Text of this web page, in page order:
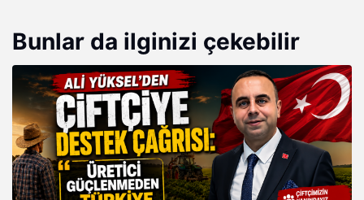
Bunlar da ilginizi çekebilir